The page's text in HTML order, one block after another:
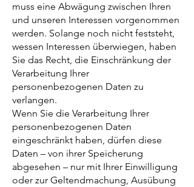
muss eine Abwägung zwischen Ihren
und unseren Interessen vorgenommen
werden. Solange noch nicht feststeht,
wessen Interessen überwiegen, haben
Sie das Recht, die Einschränkung der
Verarbeitung Ihrer
personenbezogenen Daten zu
verlangen.
Wenn Sie die Verarbeitung Ihrer
personenbezogenen Daten
eingeschränkt haben, dürfen diese
Daten – von ihrer Speicherung
abgesehen – nur mit Ihrer Einwilligung
oder zur Geltendmachung, Ausübung